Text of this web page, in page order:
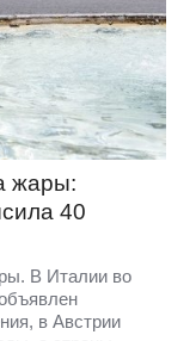
жары:
40
В Италии во
в Австрии